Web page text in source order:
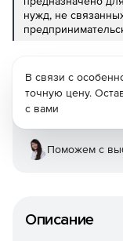
нужд, не
Описание
В связи с
точную цену.
с вами
Поможем с